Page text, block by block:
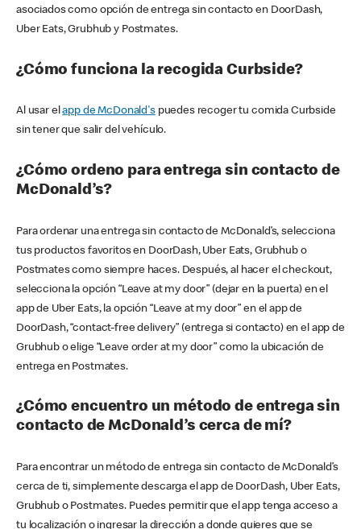
asociados como opción de entrega sin contacto en DoorDash,
Uber Eats, Grubhub y Postmates.
¿Cómo funciona la recogida Curbside?
Al usar elapp de McDonald'spuedes recoger tu comida Curbside
sin tener que salir del vehículo.
¿Cómo ordeno para entrega sin contacto de
McDonald’s?
Para ordenar una entrega sin contacto de McDonald’s, selecciona
tus productos favoritos en DoorDash, Uber Eats, Grubhub o
Postmates como siempre haces. Después, al hacer el checkout,
selecciona la opción “Leave at my door” (dejar en la puerta) en el
app de Uber Eats, la opción “Leave at my door” en el app de
DoorDash, “contact-free delivery” (entrega si contacto) en el app de
Grubhub o elige “Leave order at my door” como la ubicación de
entrega en Postmates.
¿Cómo encuentro un método de entrega sin
contacto de McDonald’s cerca de mí?
Para encontrar un método de entrega sin contacto de McDonald’s
cerca de ti, simplemente descarga el app de DoorDash, Uber Eats,
Grubhub o Postmates. Puedes permitir que el app tenga acceso a
tu localización o ingresar la dirección a donde quieres que se